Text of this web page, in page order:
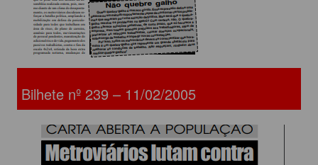
Bilhete nº 239 – 11/02/2005